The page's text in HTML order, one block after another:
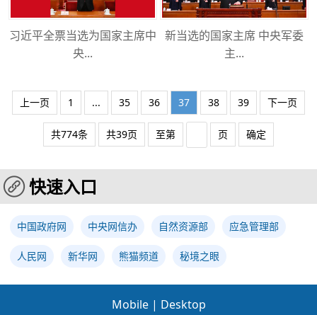
习近平全票当选为国家主席中
央...
新当选的国家主席 中央军委
主...
上一页 1 ... 35 36 37 38 39 下一页
共774条 共39页 至第 页 确定
快速入口
中国政府网 中央网信办 自然资源部 应急管理部
人民网 新华网 熊猫频道 秘境之眼
Mobile | Desktop